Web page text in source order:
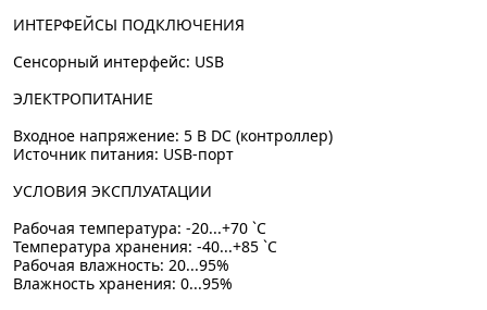
ИНТЕРФЕЙСЫ ПОДКЛЮЧЕНИЯ
Сенсорный интерфейс: USB
ЭЛЕКТРОПИТАНИЕ
Входное напряжение: 5 В DC (контроллер)
Источник питания: USB-порт
УСЛОВИЯ ЭКСПЛУАТАЦИИ
Рабочая температура: -20...+70 `C
Температура хранения: -40...+85 `C
Рабочая влажность: 20...95%
Влажность хранения: 0...95%